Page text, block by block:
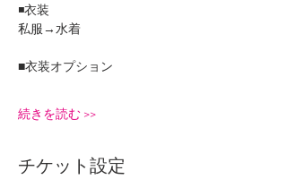
◾️衣装
私服→水着
■衣装オプション
続きを読む >>
チケット設定